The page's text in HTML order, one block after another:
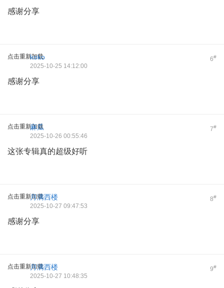
感谢分享
点击重新加载 6#
koko
2025-10-25 14:12:00
感谢分享
点击重新加载 7#
麻瓜
2025-10-26 00:55:46
这张专辑真的超级好听
点击重新加载 8#
月满西楼
2025-10-27 09:47:53
感谢分享
点击重新加载 9#
月满西楼
2025-10-27 10:48:35